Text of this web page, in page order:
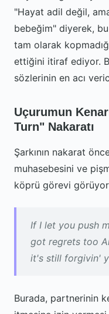
"Hayat adil değil,
bebeğim" diyerek,
tam olarak
ettiğini itiraf ediyor.
sözlerinin en acı
Uçurumun
Turn" Nakaratı
Şarkının nakarat
muhasebesini ve
köprü görevi
If I let you push
got regrets too
it's still forgivin'
Burada, partnerinin